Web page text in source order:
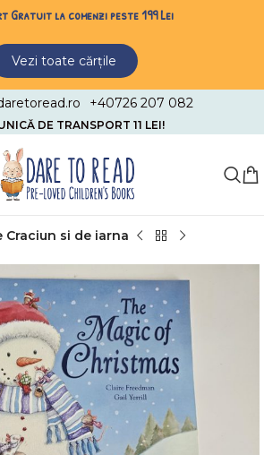
Gratuit la comenzi peste 199 Lei
Vezi toate cărțile
+40726 207 082
DE TRANSPORT 11 LEI!
Craciun si de iarna